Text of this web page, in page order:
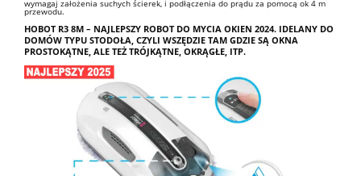
wymagaj założenia suchych ścierek, i podłączenia do prądu za pomocą ok 4 m
przewodu.
HOBOT R3 8M – NAJLEPSZY ROBOT DO MYCIA OKIEN 2024. IDELANY DO
DOMÓW TYPU STODOŁA, CZYLI WSZĘDZIE TAM GDZIE SĄ OKNA
PROSTOKĄTNE, ALE TEŻ TRÓJKĄTNE, OKRĄGŁE, ITP.